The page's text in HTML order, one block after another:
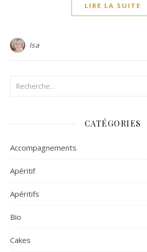
LIRE LA SUITE
Isa
CATÉGORIES
Accompagnements
Apéritif
Apéritifs
Bio
Cakes